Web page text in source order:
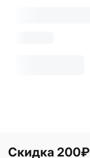
Скидка 200₽